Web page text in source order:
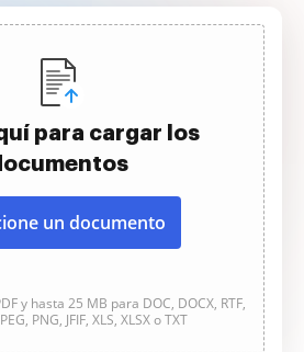
para cargar los
un documento
y hasta 25 MB para DOC, DOCX, RTF,
PNG, JFIF, XLS, XLSX o TXT